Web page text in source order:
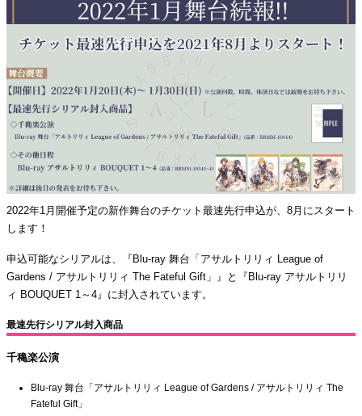
2022年1月開催予定の新作舞台のチケット最速先行申込が、8月にスタート
します！
申込可能なシリアルは、『Blu-ray 舞台「アサルトリリィ League of
Gardens / アサルトリリィ The Fateful Gift」』と『Blu-ray アサルトリリ
ィ BOUQUET 1～4』に封入されています。
最速先行シリアル封入商品
千穐楽公演
Blu-ray 舞台「アサルトリリィ League of Gardens / アサルトリリィ The
Fateful Gift」